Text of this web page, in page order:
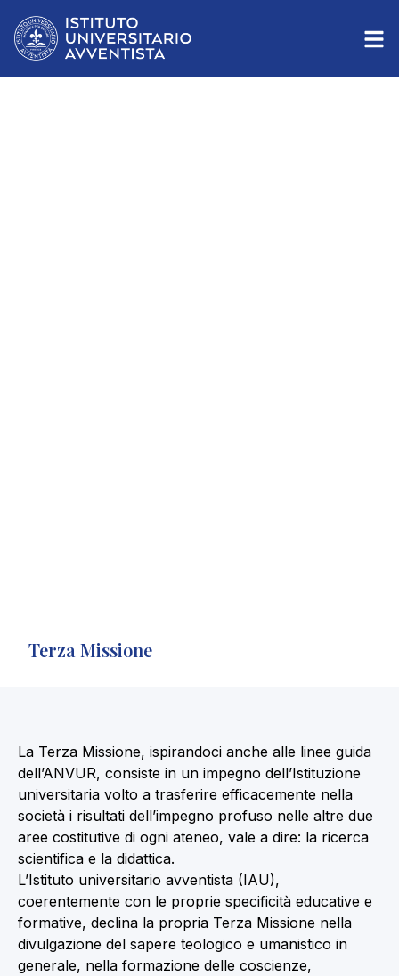
Terza Missione
La Terza Missione, ispirandoci anche alle linee guida
dell’ANVUR, consiste in un impegno dell’Istituzione
universitaria volto a trasferire efficacemente nella
società i risultati dell’impegno profuso nelle altre due
aree costitutive di ogni ateneo, vale a dire: la ricerca
scientifica e la didattica.
L’Istituto universitario avventista (IAU),
coerentemente con le proprie specificità educative e
formative, declina la propria Terza Missione nella
divulgazione del sapere teologico e umanistico in
generale, nella formazione delle coscienze,